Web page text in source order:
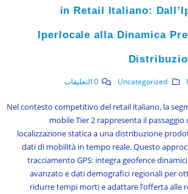
in Retail Italiano:
Iperlocale alla Dinamica
Uncategorized 0 التعليقات
Nel contesto competitivo del retail italiano, la
mobile Tier 2 rappresenta il passaggio
localizzazione statica a una distribuzione
dati di mobilità in tempo reale. Questo
tracciamento GPS: integra geofence
avanzato e dati demografici regionali per
ridurre tempi morti e adattare l’offerta alle